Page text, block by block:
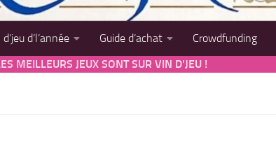
d’l’année Guide d’achat Crowdfunding
MEILLEURS JEUX SONT SUR VIN D'JEU !